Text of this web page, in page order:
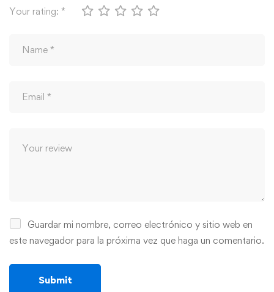
Your rating: *
Guardar mi nombre, correo electrónico y sitio web en
este navegador para la próxima vez que haga un comentario.